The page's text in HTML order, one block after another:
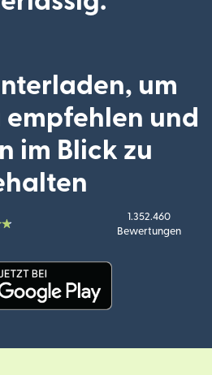
um
empfehlen und
im Blick zu
1.352.460
Bewertungen